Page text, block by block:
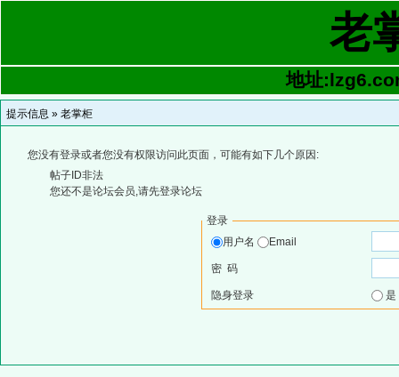
老
地址
提示信息 » 老掌柜
您没有登录或者您没有权限访问此页面，可能有如下几个原因:
帖子ID非法
您还不是论坛会员,请先登录论坛
登录
用户名
Email
密 码
隐身登录